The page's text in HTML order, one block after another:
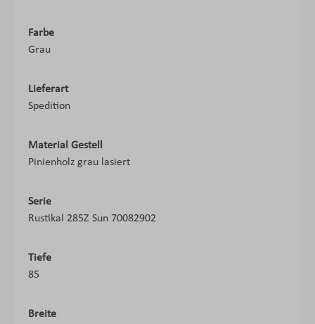
Farbe
Grau
Lieferart
Spedition
Material Gestell
Pinienholz grau lasiert
Serie
Rustikal 285Z Sun 70082902
Tiefe
85
Breite